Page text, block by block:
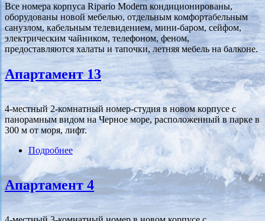
Все номера корпуса Ripario Modern кондиционированы,
оборудованы новой мебелью, отдельным комфортабельным
санузлом, кабельным телевидением, мини-баром, сейфом,
электрическим чайником, телефоном, феном,
предоставляются халаты и тапочки, летняя мебель на балконе.
Апартамент 13
4-местный 2-комнатный номер-студия в новом корпусе с
панорамным видом на Черное море, расположенный в парке в
300 м от моря, лифт.
Подробнее о Апартамент 13
Апартамент 4